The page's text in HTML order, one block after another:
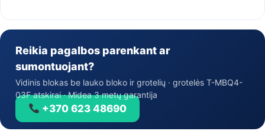
Reikia pagalbos parenkant ar
sumontuojant?
Vidinis blokas be lauko bloko ir grotelių · grotelės T-MBQ4-
03F atskirai · Midea 3 metų garantija
+370 623 48690